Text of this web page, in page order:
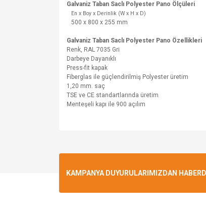
Galvaniz Taban Saclı Polyester Pano Ölçüleri
En x Boy x Derinlik (W x H x D)
500 x 800 x 255 mm
Galvaniz Taban Saclı Polyester Pano Özellikleri
Renk, RAL 7035 Gri
Darbeye Dayanıklı
Press-fit kapak
Fiberglas ile güçlendirilmiş Polyester üretim
1,20 mm. saç
TSE ve CE standartlarında üretim
Menteşeli kapı ile 900 açılım
Ürün resmi kalitesiz, bozuk veya
KAMPANYA DUYURULARIMIZDAN